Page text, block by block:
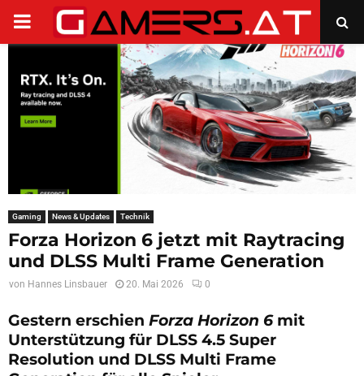
PRIMARY
Gaming News & Updates Technik
Forza Horizon 6 jetzt mit Raytracing
und DLSS Multi Frame Generation
von Hannes Linsbauer 20. Mai 2026 0
Gestern erschien Forza Horizon 6mit
Unterstützung für DLSS 4.5 Super
Resolution und DLSS Multi Frame